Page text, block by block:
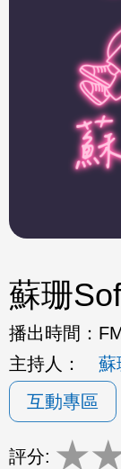
蘇珊
播出時間：
主持人：
蘇
互動專區
評分: ★